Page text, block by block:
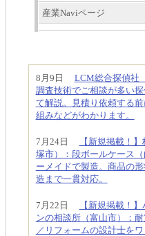
産業Naviページ
8月9日 LCM総合探偵社
調査技術でご相談が多い
て解説。見積り依頼する
組みなどがわかります。
7月24日
【新規掲載！
塚市）：段ボールケース
ーメイドで製造。商品の
造まで一貫対応。
7月22日
【新規掲載！
ンの相談所（富山市）：
／リフォームの設計士を